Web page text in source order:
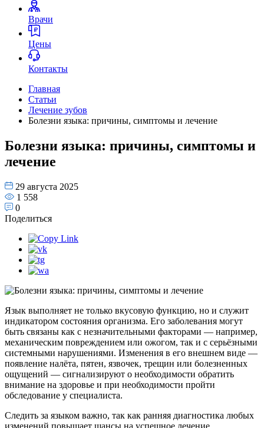
Врачи
Цены
Контакты
Главная
Статьи
Лечение зубов
Болезни языка: причины, симптомы и лечение
Болезни языка: причины, симптомы и
лечение
29 августа 2025
1 558
0
Поделиться
Язык выполняет не только вкусовую функцию, но и служит
индикатором состояния организма. Его заболевания могут
быть связаны как с незначительными факторами — например,
механическим повреждением или ожогом, так и с серьёзными
системными нарушениями. Изменения в его внешнем виде —
появление налёта, пятен, язвочек, трещин или болезненных
ощущений — сигнализируют о необходимости обратить
внимание на здоровье и при необходимости пройти
обследование у специалиста.
Следить за языком важно, так как ранняя диагностика любых
изменений повышает шансы на успешное лечение.